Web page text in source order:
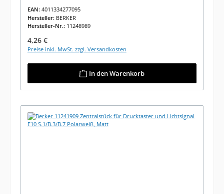
EAN: 4011334277095
Hersteller: BERKER
Hersteller-Nr.: 11248989
Regulärer Preis:
4,26 €
Preise inkl. MwSt. zzgl. Versandkosten
In den Warenkorb